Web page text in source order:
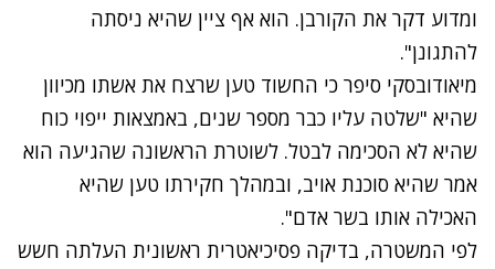
ומדוע דקר את הקורבן. הוא אף ציין שהיא ניסתה
להתגונן".
נסה שוב
מיאודובסקי סיפר כי החשוד טען שרצח את אשתו מכיוון
שהיא "שלטה עליו כבר מספר שנים, באמצאות ייפוי כוח
שהיא לא הסכימה לבטל. לשוטרת הראשונה שהגיעה הוא
אמר שהיא סוכנת אויב, ובמהלך חקירתו טען שהיא
האכילה אותו בשר אדם".
לפי המשטרה, בדיקה פסיכיאטרית ראשונית העלתה חשש